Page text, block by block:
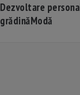
Dezvoltare
grădinăModă